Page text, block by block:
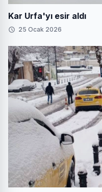
Kar Urfa'yı esir aldı
25 Ocak 2026